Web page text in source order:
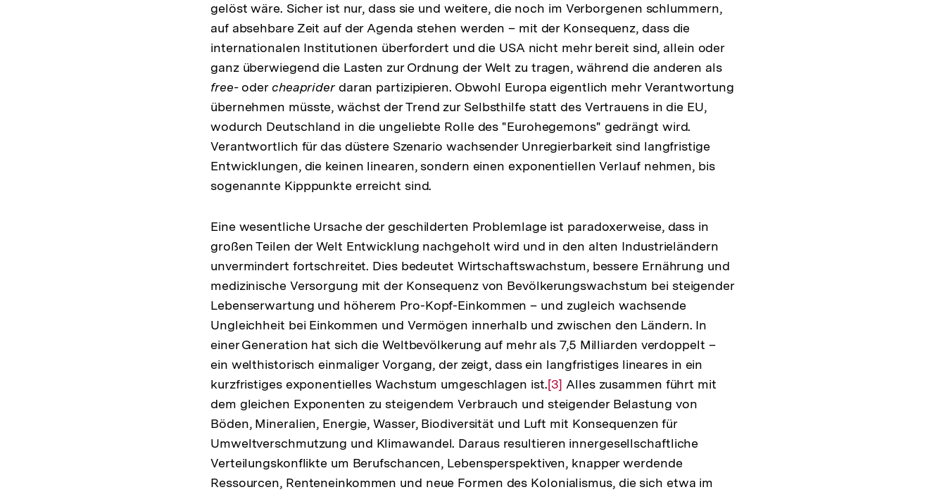
gelöst wäre. Sicher ist nur, dass sie und weitere, die noch im Verborgenen schlummern,
auf absehbare Zeit auf der Agenda stehen werden – mit der Konsequenz, dass die
internationalen Institutionen überfordert und die USA nicht mehr bereit sind, allein oder
ganz überwiegend die Lasten zur Ordnung der Welt zu tragen, während die anderen als
free-oder cheapriderdaran partizipieren. Obwohl Europa eigentlich mehr Verantwortung
übernehmen müsste, wächst der Trend zur Selbsthilfe statt des Vertrauens in die EU,
wodurch Deutschland in die ungeliebte Rolle des "Eurohegemons" gedrängt wird.
Verantwortlich für das düstere Szenario wachsender Unregierbarkeit sind langfristige
Entwicklungen, die keinen linearen, sondern einen exponentiellen Verlauf nehmen, bis
sogenannte Kipppunkte erreicht sind.
Eine wesentliche Ursache der geschilderten Problemlage ist paradoxerweise, dass in
großen Teilen der Welt Entwicklung nachgeholt wird und in den alten Industrieländern
unvermindert fortschreitet. Dies bedeutet Wirtschaftswachstum, bessere Ernährung und
medizinische Versorgung mit der Konsequenz von Bevölkerungswachstum bei steigender
Lebenserwartung und höherem Pro-Kopf-Einkommen – und zugleich wachsende
Ungleichheit bei Einkommen und Vermögen innerhalb und zwischen den Ländern. In
einer Generation hat sich die Weltbevölkerung auf mehr als 7,5 Milliarden verdoppelt –
ein welthistorisch einmaliger Vorgang, der zeigt, dass ein langfristiges lineares in ein
kurzfristiges exponentielles Wachstum umgeschlagen ist.Zur
Auflösung
der
Fußnote
[3] Alles zusammen führt mit
dem gleichen Exponenten zu steigendem Verbrauch und steigender Belastung von
Böden, Mineralien, Energie, Wasser, Biodiversität und Luft mit Konsequenzen für
Umweltverschmutzung und Klimawandel. Daraus resultieren innergesellschaftliche
Verteilungskonflikte um Berufschancen, Lebensperspektiven, knapper werdende
Ressourcen, Renteneinkommen und neue Formen des Kolonialismus, die sich etwa im